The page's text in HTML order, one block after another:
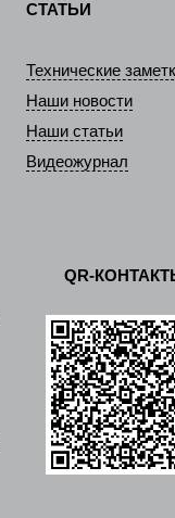
СТАТЬИ
Технические
Наши новости
Наши статьи
Видеожурнал
QR-